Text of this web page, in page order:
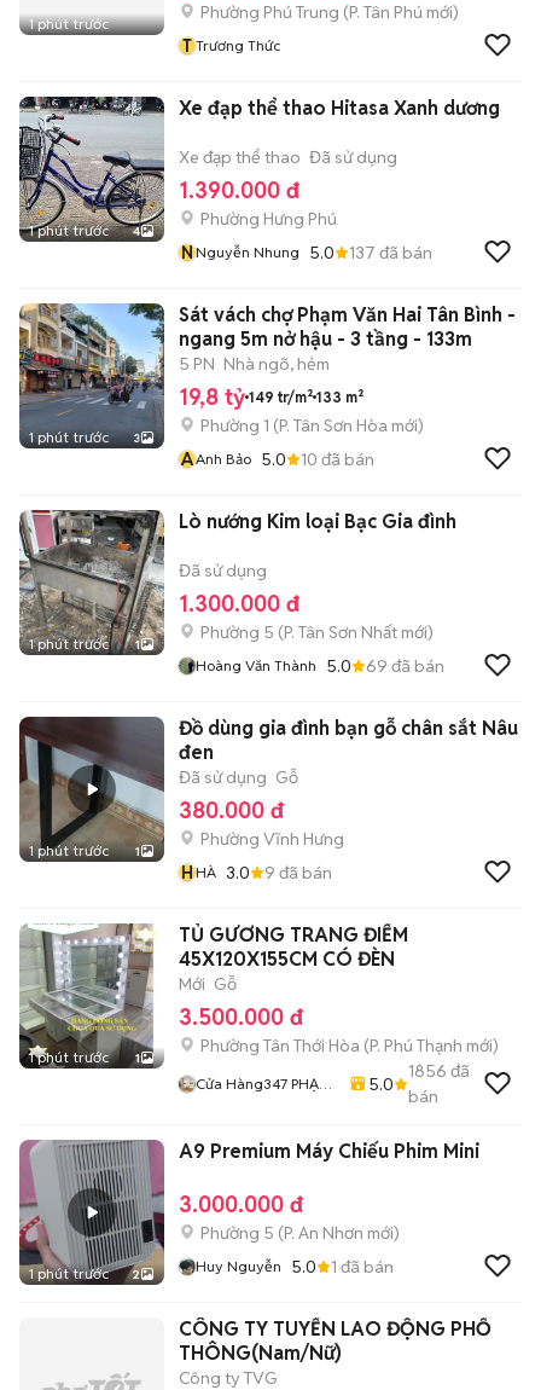
1 phút trước
Phường Phú Trung (P. Tân Phú mới)
T Trương Thức
1 phút trước 4
Xe đạp thể thao Hitasa Xanh dương
Xe đạp thể thao Đã sử dụng
1.390.000 đ
Phường Hưng Phú
NNguyễn Nhung 5.0 137 đã bán
1 phút trước 3
Sát vách chợ Phạm Văn Hai Tân Bình -
ngang 5m nở hậu - 3 tầng - 133m
5 PN Nhà ngõ, hẻm
19,8 tỷ 149 tr/m² 133 m²
Phường 1 (P. Tân Sơn Hòa mới)
AAnh Bảo 5.0 10 đã bán
1 phút trước 1
Lò nướng Kim loại Bạc Gia đình
Đã sử dụng
1.300.000 đ
Phường 5 (P. Tân Sơn Nhất mới)
Hoàng Văn Thành 5.0 69 đã bán
1 phút trước 1
Đồ dùng gia đình bạn gỗ chân sắt Nâu
đen
Đã sử dụng Gỗ
380.000 đ
Phường Vĩnh Hưng
HHÀ 3.0 9 đã bán
1 phút trước 1
TỦ GƯƠNG TRANG ĐIỂM
45X120X155CM CÓ ĐÈN
Mới Gỗ
3.500.000 đ
Phường Tân Thới Hòa (P. Phú Thạnh mới)
Cửa Hàng347 PHẠM
5.0
1856 đã
bán
1 phút trước 2
A9 Premium Máy Chiếu Phim Mini
3.000.000 đ
Phường 5 (P. An Nhơn mới)
Huy Nguyễn 5.0 1 đã bán
CÔNG TY TUYỂN LAO ĐỘNG PHỔ
THÔNG(Nam/Nữ)
Công ty TVG